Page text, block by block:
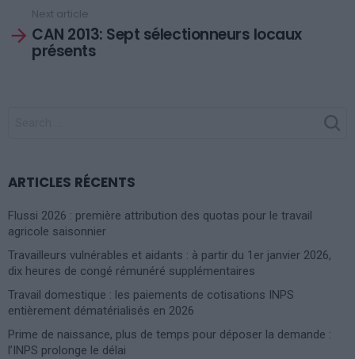
Next article
CAN 2013: Sept sélectionneurs locaux
présents
ARTICLES RÉCENTS
Flussi 2026 : première attribution des quotas pour le travail
agricole saisonnier
Travailleurs vulnérables et aidants : à partir du 1er janvier 2026,
dix heures de congé rémunéré supplémentaires
Travail domestique : les paiements de cotisations INPS
entièrement dématérialisés en 2026
Prime de naissance, plus de temps pour déposer la demande :
l’INPS prolonge le délai